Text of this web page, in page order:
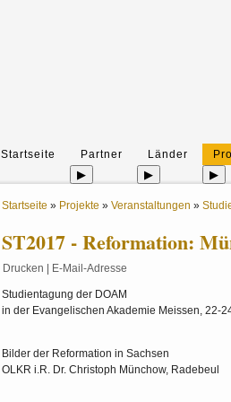
Startseite Partner
▶
Länder
▶ ▶
Startseite » Projekte » Veranstaltungen »
ST2017 - Reformation:
Drucken E-Mail-Adresse
Studientagung der DOAM
in der Evangelischen Akademie Meissen, 22-
Bilder der Reformation in Sachsen
OLKR i.R. Dr. Christoph Münchow, Radebeul